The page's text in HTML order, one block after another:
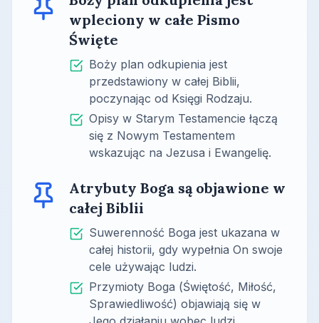
wpleciony w całe Pismo
Święte
Boży plan odkupienia jest
przedstawiony w całej Biblii,
poczynając od Księgi Rodzaju.
Opisy w Starym Testamencie łączą
się z Nowym Testamentem
wskazując na Jezusa i Ewangelię.
Atrybuty Boga są objawione w
całej Biblii
Suwerenność Boga jest ukazana w
całej historii, gdy wypełnia On swoje
cele używając ludzi.
Przymioty Boga (Świętość, Miłość,
Sprawiedliwość) objawiają się w